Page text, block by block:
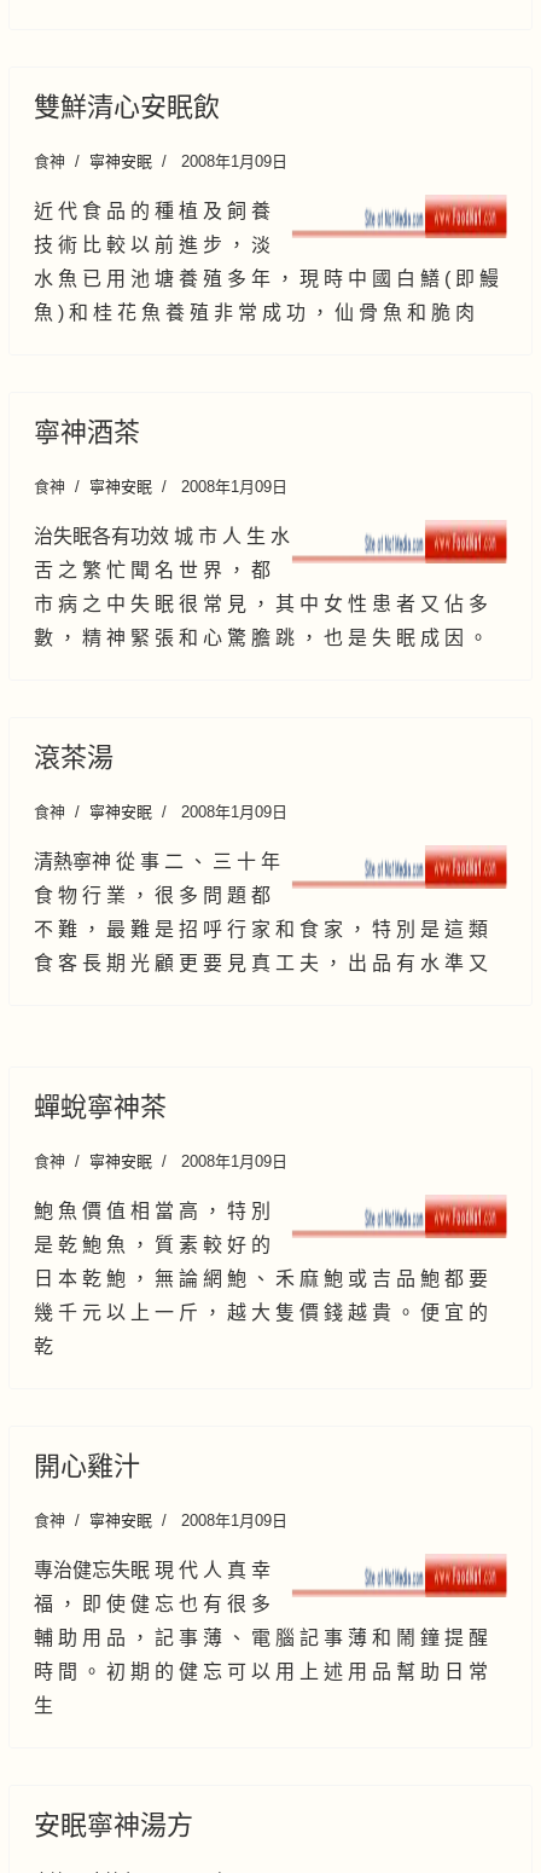
雙鮮清心安眠飲
食神 寧神安眠 2008年1月09日
近 代 食 品 的 種 植 及 飼 養
技 術 比 較 以 前 進 步 ， 淡
水 魚 已 用 池 塘 養 殖 多 年 ， 現 時 中 國 白 鱔 ( 即 鰻
魚 ) 和 桂 花 魚 養 殖 非 常 成 功 ， 仙 骨 魚 和 脆 肉
寧神酒茶
食神 寧神安眠 2008年1月09日
治失眠各有功效 城 市 人 生 水
舌 之 繁 忙 聞 名 世 界 ， 都
市 病 之 中 失 眠 很 常 見 ， 其 中 女 性 患 者 又 佔 多
數 ， 精 神 緊 張 和 心 驚 膽 跳 ， 也 是 失 眠 成 因 。
滾茶湯
食神 寧神安眠 2008年1月09日
清熱寧神 從 事 二 、 三 十 年
食 物 行 業 ， 很 多 問 題 都
不 難 ， 最 難 是 招 呼 行 家 和 食 家 ， 特 別 是 這 類
食 客 長 期 光 顧 更 要 見 真 工 夫 ， 出 品 有 水 準 又
蟬蛻寧神茶
食神 寧神安眠 2008年1月09日
鮑 魚 價 值 相 當 高 ， 特 別
是 乾 鮑 魚 ， 質 素 較 好 的
日 本 乾 鮑 ， 無 論 網 鮑 、 禾 麻 鮑 或 吉 品 鮑 都 要
幾 千 元 以 上 一 斤 ， 越 大 隻 價 錢 越 貴 。 便 宜 的
乾
開心雞汁
食神 寧神安眠 2008年1月09日
專治健忘失眠 現 代 人 真 幸
福 ， 即 使 健 忘 也 有 很 多
輔 助 用 品 ， 記 事 薄 、 電 腦 記 事 薄 和 鬧 鐘 提 醒
時 間 。 初 期 的 健 忘 可 以 用 上 述 用 品 幫 助 日 常
生
安眠寧神湯方